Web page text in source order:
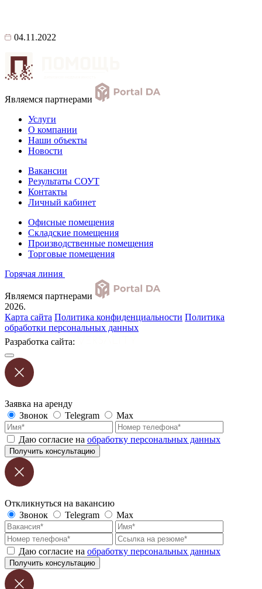
04.11.2022
Являемся партнерами
Услуги
О компании
Наши объекты
Новости
Вакансии
Результаты СОУТ
Контакты
Личный кабинет
Офисные помещения
Складские помещения
Производственные помещения
Торговые помещения
Горячая линия
Являемся партнерами
2026.
Карта сайта Политика конфиденциальности Политика
обработки персональных данных
Разработка сайта:
Заявка на аренду
Звонок
Telegram Max
Даю согласие на обработку персональных данных
Получить консультацию
Откликнуться на вакансию
Звонок
Telegram Max
Даю согласие на обработку персональных данных
Получить консультацию